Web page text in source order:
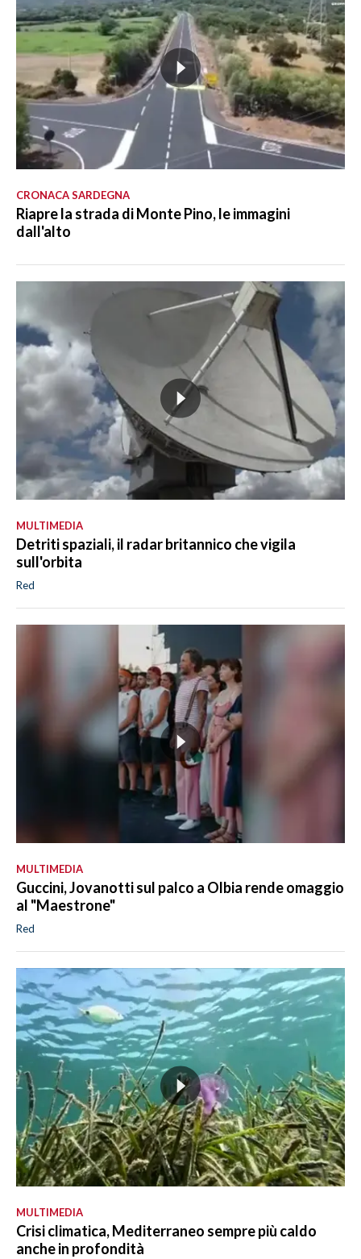
CRONACA SARDEGNA
Riapre la strada di Monte Pino, le immagini
dall'alto
MULTIMEDIA
Detriti spaziali, il radar britannico che vigila
sull'orbita
Red
MULTIMEDIA
Guccini, Jovanotti sul palco a Olbia rende omaggio
al "Maestrone"
Red
MULTIMEDIA
Crisi climatica, Mediterraneo sempre più caldo
anche in profondità